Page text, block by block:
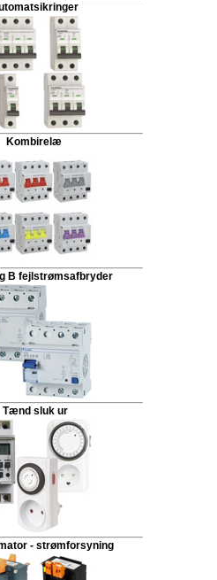
Kombirelæ
B fejlstrømsafbryder
Tænd sluk ur
- strømforsyning